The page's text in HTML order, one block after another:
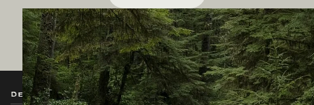
Destination BC Unsere Websites